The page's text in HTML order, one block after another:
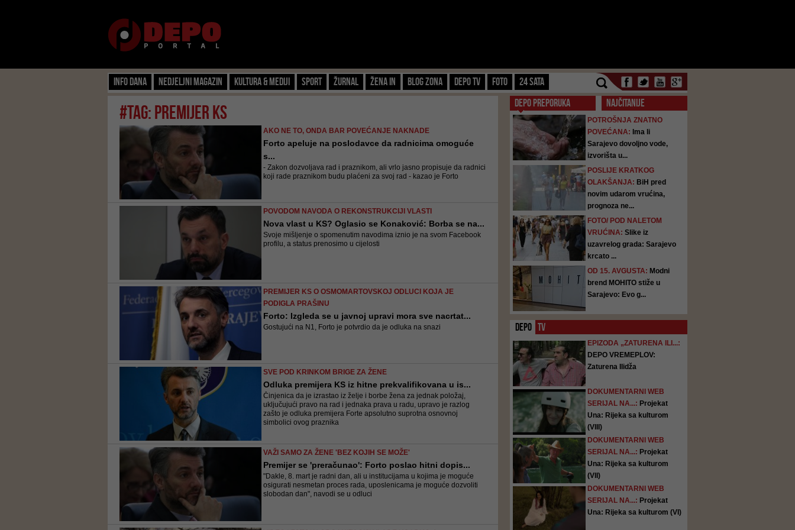
Info dana Nedjeljni magazin Kultura & Mediji Sport Žurnal Žena IN Blog zona Depo TV FOTO 24 SATA
#tag: premijer ks
AKO NE TO, ONDA BAR POVEĆANJE NAKNADE
Forto apeluje na poslodavce da radnicima omoguće
s...
- Zakon dozvoljava rad i praznikom, ali vrlo jasno propisuje da radnici
koji rade praznikom budu plaćeni za svoj rad - kazao je Forto
POVODOM NAVODA O REKONSTRUKCIJI VLASTI
Nova vlast u KS? Oglasio se Konaković: Borba se na...
Svoje mišljenje o spomenutim navodima iznio je na svom Facebook
profilu, a status prenosimo u cijelosti
PREMIJER KS O OSMOMARTOVSKOJ ODLUCI KOJA JE
PODIGLA PRAŠINU
Forto: Izgleda se u javnoj upravi mora sve nacrtat...
Gostujući na N1, Forto je potvrdio da je odluka na snazi
SVE POD KRINKOM BRIGE ZA ŽENE
Odluka premijera KS iz hitne prekvalifikovana u is...
Činjenica da je izrastao iz želje i borbe žena za jednak položaj,
uključujući pravo na rad i jednaka prava u radu, upravo je razlog
zašto je odluka premijera Forte apsolutno suprotna osnovnoj
simbolici ovog praznika
VAŽI SAMO ZA ŽENE 'BEZ KOJIH SE MOŽE'
Premijer se 'preračunao': Forto poslao hitni dopis...
"Dakle, 8. mart je radni dan, ali u institucijama u kojima je moguće
osigurati nesmetan proces rada, uposlenicama je moguće dozvoliti
slobodan dan", navodi se u odluci
DEPO PREPORUKA NAJČITANIJE
POTROŠNJA ZNATNO
POVEĆANA: Ima li
Sarajevo dovoljno vode,
izvorišta u...
POSLIJE KRATKOG
OLAKŠANJA: BiH pred
novim udarom vrućina,
prognoza ne...
FOTO/ POD NALETOM
VRUĆINA: Slike iz
uzavrelog grada: Sarajevo
krcato ...
OD 15. AVGUSTA: Modni
brend MOHITO stiže u
Sarajevo: Evo g...
DEPO TV
EPIZODA „ZATURENA ILI...:
DEPO VREMEPLOV:
Zaturena Ilidža
DOKUMENTARNI WEB
SERIJAL NA...: Projekat
Una: Rijeka sa kulturom
(VIII)
DOKUMENTARNI WEB
SERIJAL NA...: Projekat
Una: Rijeka sa kulturom
(VII)
DOKUMENTARNI WEB
SERIJAL NA...: Projekat
Una: Rijeka sa kulturom (VI)